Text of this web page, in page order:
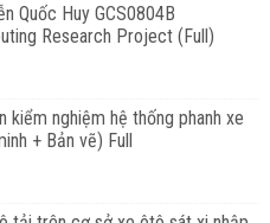
Quốc Huy GCS0804B
Research Project (Full)
kiểm nghiệm hệ thống phanh xe
+ Bản vẽ) Full